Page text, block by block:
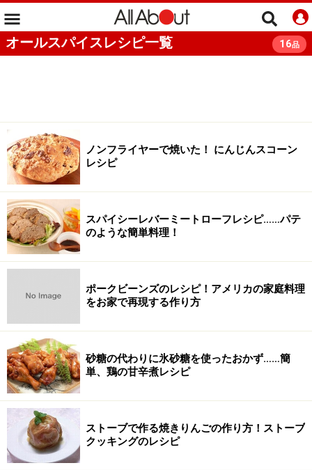
オールスパイスレシピ一覧 16品
ノンフライヤーで焼いた！ にんじんスコーン
レシピ
スパイシーレバーミートローフレシピ……パテ
のような簡単料理！
ポークビーンズのレシピ！アメリカの家庭料理
をお家で再現する作り方
砂糖の代わりに氷砂糖を使ったおかず……簡
単、鶏の甘辛煮レシピ
ストーブで作る焼きりんごの作り方！ストーブ
クッキングのレシピ